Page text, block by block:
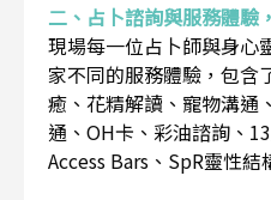
二、占卜諮詢與服務體驗
現場每一位占卜師與身心
家不同的服務體驗，包含
癒、花精解讀、寵物溝通
通、OH卡、彩油諮詢、
Access Bars、SpR靈性結